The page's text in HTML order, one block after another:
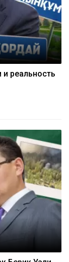
реальность